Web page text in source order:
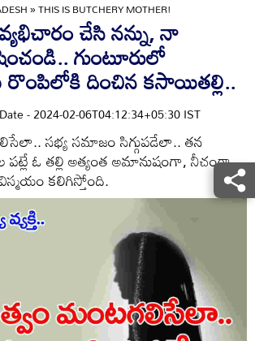
»THIS IS BUTCHERY MOTHER!
చేసి నన్ను, నా
గుంటూరులో
రొంపిలోకి దించిన కసాయితల్లి..
- 2024-02-06T04:12:34+05:30 IST
సభ్య సమాజం సిగ్గుపడేలా.. తన
పట్లే ఓ తల్లి అత్యంత అమానుషంగా, నీచంగా
కలిగిస్తోంది.